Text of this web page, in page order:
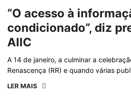
“O acesso à
condicionado”, diz
AIIC
A 14 de janeiro, a culminar a
Renascença (RR) e quando várias
LER MAIS